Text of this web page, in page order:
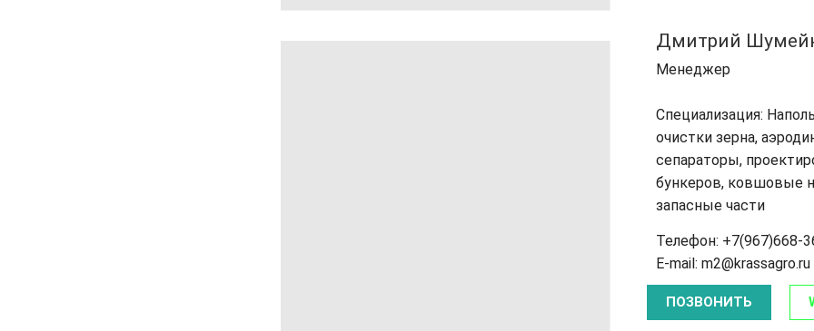
Дмитрий
Менеджер
Специализация:
очистки зерна,
сепараторы,
бункеров, ковшовые
запасные части
Телефон: +7(967)668-
E-mail: m2@krassagro.ru
ПОЗВОНИТЬ